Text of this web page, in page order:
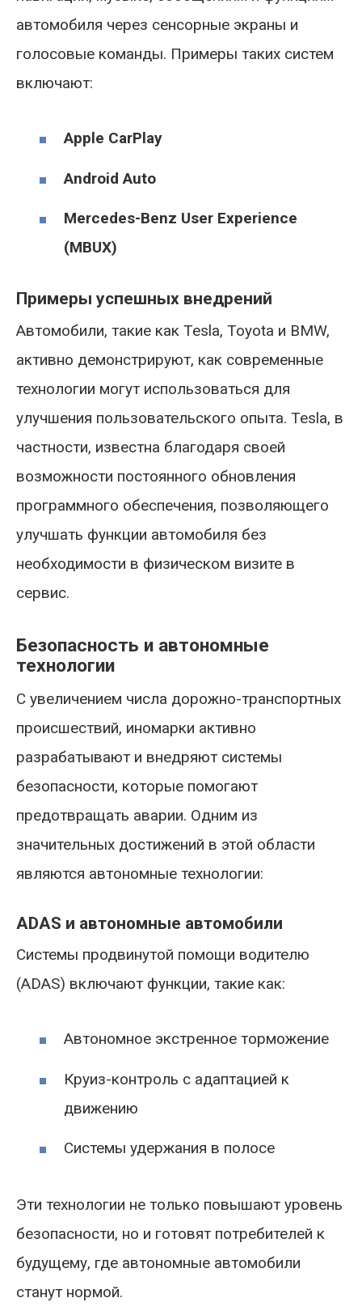
автомобиля через сенсорные экраны и
голосовые команды. Примеры таких систем
включают:
Apple CarPlay
Android Auto
Mercedes-Benz User Experience
(MBUX)
Примеры успешных внедрений
Автомобили, такие как Tesla, Toyota и BMW,
активно демонстрируют, как современные
технологии могут использоваться для
улучшения пользовательского опыта. Tesla, в
частности, известна благодаря своей
возможности постоянного обновления
программного обеспечения, позволяющего
улучшать функции автомобиля без
необходимости в физическом визите в
сервис.
Безопасность и автономные
технологии
С увеличением числа дорожно-транспортных
происшествий, иномарки активно
разрабатывают и внедряют системы
безопасности, которые помогают
предотвращать аварии. Одним из
значительных достижений в этой области
являются автономные технологии:
ADAS и автономные автомобили
Системы продвинутой помощи водителю
(ADAS) включают функции, такие как:
Автономное экстренное торможение
Круиз-контроль с адаптацией к
движению
Системы удержания в полосе
Эти технологии не только повышают уровень
безопасности, но и готовят потребителей к
будущему, где автономные автомобили
станут нормой.